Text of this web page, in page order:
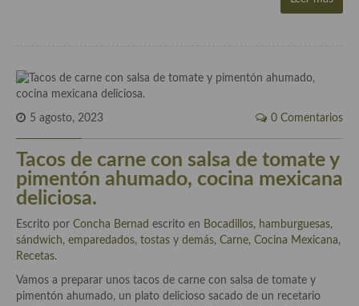
Cocina de la Republica Checa
Cocina Eslovena
Cocina Francesa
Cocina Griega
Cocina Holandesa
Cocina Hungara
5 agosto, 2023 0 Comentarios
Tacos de carne con salsa de tomate y
pimentón ahumado, cocina mexicana
deliciosa.
Escrito por Concha Bernad escrito en Bocadillos, hamburguesas,
sándwich, emparedados, tostas y demás, Carne, Cocina Mexicana,
Recetas.
Vamos a preparar unos tacos de carne con salsa de tomate y
pimentón ahumado, un plato delicioso sacado de un recetario